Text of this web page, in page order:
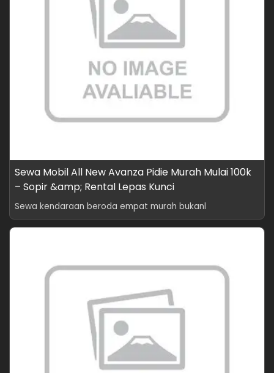
Sewa Mobil All New Avanza Pidie Murah Mulai 100k
– Sopir &amp; Rental Lepas Kunci
Sewa kendaraan beroda empat murah bukanl